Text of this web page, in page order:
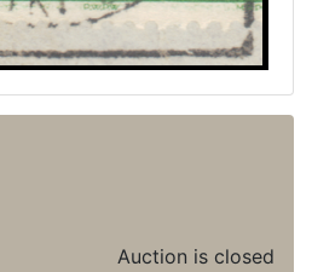
Auction is closed